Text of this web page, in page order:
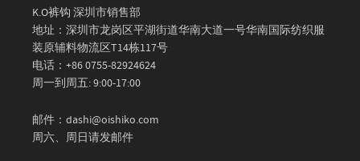
K.O裤钩 深圳市销售部
地址：深圳市龙岗区平湖街道华南大道一号华南国际纺织服
装原辅料物流区T14栋117号
电话：+86 0755-82924624
周一到周五: 9:00-17:00
邮件：dashi@oishiko.com
周六、周日请发邮件